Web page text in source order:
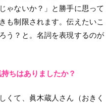
ゃないか？」と勝手に思って
も制限されます。伝えたいこ
う？と。名詞を表現するのが
ちはありましたか？
くて、眞木蔵人さん（おきく